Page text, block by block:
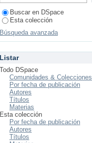
Buscar en DSpace
Esta colección
Búsqueda avanzada
Listar
Todo DSpace
Comunidades & Colecciones
Por fecha de publicación
Autores
Títulos
Materias
Esta colección
Por fecha de publicación
Autores
Títulos